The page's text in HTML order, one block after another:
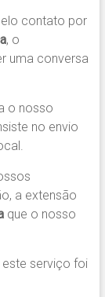
contato por
, o
uma conversa
o nosso
no envio
a extensão
que o nosso
serviço foi